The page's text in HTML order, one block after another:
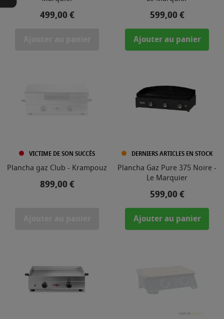
Prix
499,00 € Prix
599,00 €
Ajouter au panier
VICTIME DE SON SUCCÈS
Plancha gaz Club - Krampouz
Prix
899,00 €
DERNIERS ARTICLES EN STOCK
Plancha Gaz Pure 375 Noire -
Le Marquier
Prix
599,00 €
Ajouter au panier